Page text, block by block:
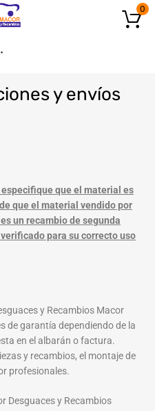
0
y envíos
que el material es
que el material vendido por
un recambio de segunda
para su correcto uso
y Recambios Macor
de garantía dependiendo de la
en el albarán o factura.
y recambios, el montaje de
profesionales.
Desguaces y Recambios